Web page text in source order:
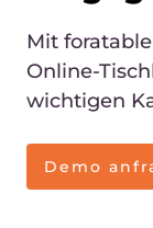
Mit
Online-
wichtigen
Demo